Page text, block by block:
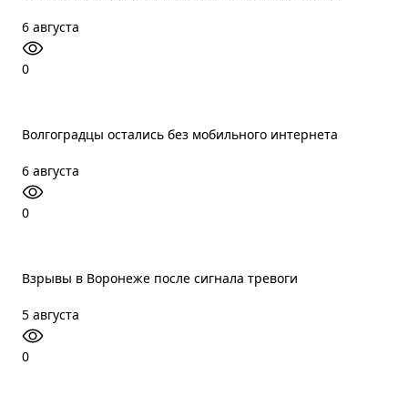
6 августа
0
Волгоградцы остались без мобильного интернета
6 августа
0
Взрывы в Воронеже после сигнала тревоги
5 августа
0